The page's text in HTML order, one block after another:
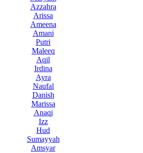
Azzahra
Arissa
Ameena
Amani
Putri
Maleeq
Aqil
Irdina
Ayra
Naufal
Danish
Marissa
Anaqi
Izz
Hud
Sumayyah
Amsyar